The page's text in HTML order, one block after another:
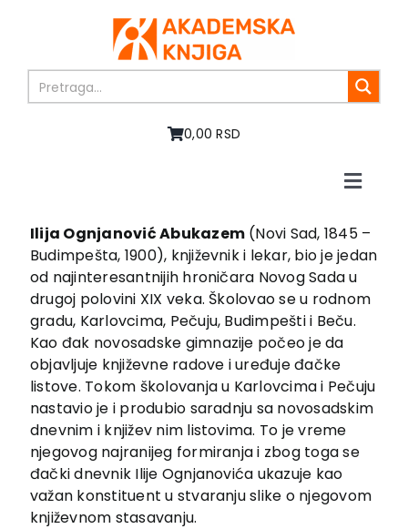
0,00 RSD
Toggle
About us
Books
In preparation
Sale
Authors
News
EU PROJECTS
Contact
Ilija Ognjanović Abukazem (Novi Sad, 1845 –
Budimpešta, 1900), književnik i lekar, bio je jedan
od najinteresantnijih hroničara Novog Sada u
drugoj polovini XIX veka. Školovao se u rodnom
gradu, Karlovcima, Pečuju, Budimpešti i Beču.
Kao đak novosadske gimnazije počeo je da
objavljuje književne radove i uređuje đačke
listove. Tokom školovanja u Karlovcima i Pečuju
nastavio je i produbio saradnju sa novosadskim
dnevnim i književ nim listovima. To je vreme
njegovog najranijeg formiranja i zbog toga se
đački dnevnik Ilije Ognjanovića ukazuje kao
važan konstituent u stvaranju slike o njegovom
književnom stasavanju.